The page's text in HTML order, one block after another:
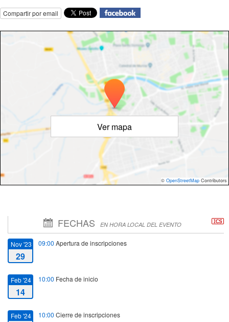
Compartir por email
Ver mapa
© OpenStreetMap Contributors
FECHAS EN HORA LOCAL DEL EVENTO
Nov '23
29
09:00 Apertura de inscripciones
Feb '24
14
10:00 Fecha de inicio
Feb '24 10:00 Cierre de inscripciones